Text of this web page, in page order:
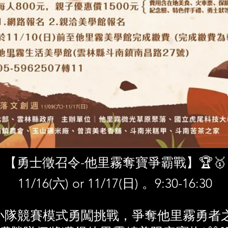
【勇士徵召令-他里霧奪寶爭霸戰】🏆🥇
11/16(六) or 11/17(日) 。9:30-16:30
隊競賽模式勇闖挑戰，爭奪他里霧勇者